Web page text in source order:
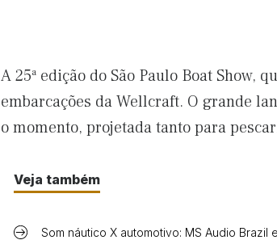
A 25ª edição do São Paulo Boat Show,
embarcações da Wellcraft. O grande
o momento, projetada tanto para
Veja também
Som náutico X automotivo: MS Audio